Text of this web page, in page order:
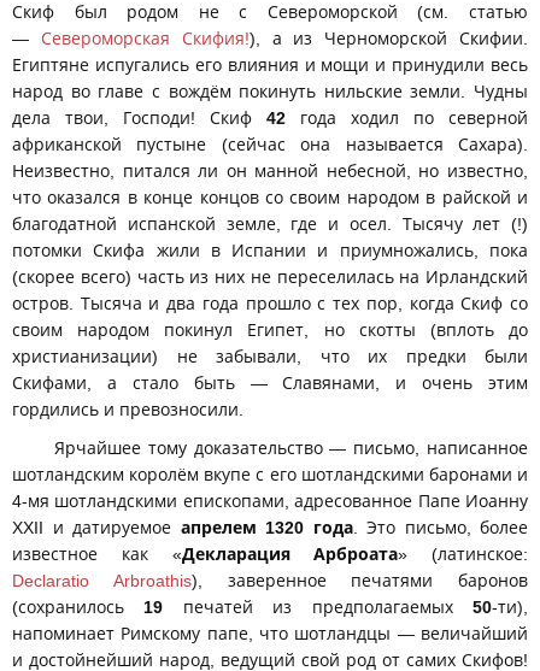
Скиф был родом не с Североморской (см. статью
— Североморская Скифия!), а из Черноморской Скифии.
Египтяне испугались его влияния и мощи и принудили весь
народ во главе с вождём покинуть нильские земли. Чудны
дела твои, Господи! Скиф 42 года ходил по северной
африканской пустыне (сейчас она называется Сахара).
Неизвестно, питался ли он манной небесной, но известно,
что оказался в конце концов со своим народом в райской и
благодатной испанской земле, где и осел. Тысячу лет (!)
потомки Скифа жили в Испании и приумножались, пока
(скорее всего) часть из них не переселилась на Ирландский
остров. Тысяча и два года прошло с тех пор, когда Скиф со
своим народом покинул Египет, но скотты (вплоть до
христианизации) не забывали, что их предки были
Скифами, а стало быть — Славянами, и очень этим
гордились и превозносили.
Ярчайшее тому доказательство — письмо, написанное
шотландским королём вкупе с его шотландскими баронами и
4-мя шотландскими епископами, адресованное Папе Иоанну
XXII и датируемое апрелем 1320 года. Это письмо, более
известное как «Декларация Арброата» (латинское:
Declaratio Arbroathis), заверенное печатями баронов
(сохранилось 19 печатей из предполагаемых50-ти),
напоминает Римскому папе, что шотландцы — величайший
и достойнейший народ, ведущий свой род от самих Скифов!